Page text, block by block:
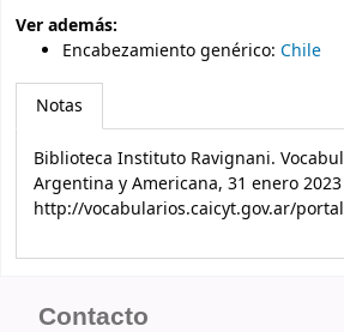
Ver además:
Encabezamiento genérico: Chile
Notas
Biblioteca Instituto Ravignani.
Argentina y Americana, 31 enero 2023
http://vocabularios.caicyt.gov.ar/
Contacto